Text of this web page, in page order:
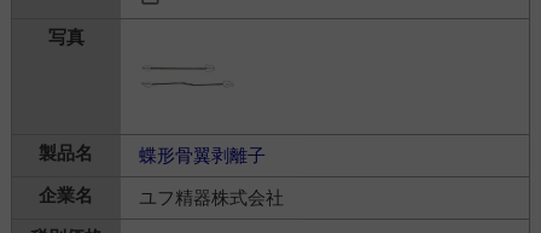
蝶形骨翼剥離子
ユフ精器株式会社